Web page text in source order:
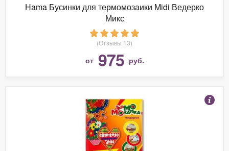
Hama Бусинки для термомозаики Midi Ведерко
Микс
(Отзывы 13)
от 975 руб.